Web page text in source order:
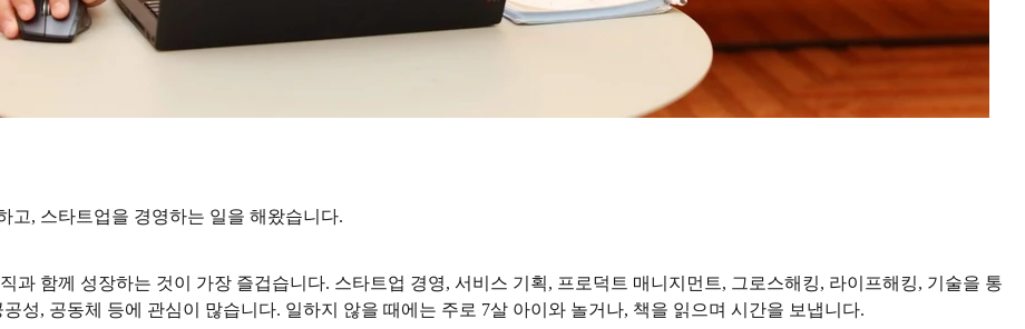
고, 스타트업을 경영하는 일을 해왔습니다.
과 함께 성장하는 것이 가장 즐겁습니다. 스타트업 경영, 서비스 기획, 프로덕트 매니지먼트, 그로스해킹, 라이프해킹, 기술을 통
성, 공동체 등에 관심이 많습니다. 일하지 않을 때에는 주로 7살 아이와 놀거나, 책을 읽으며 시간을 보냅니다.